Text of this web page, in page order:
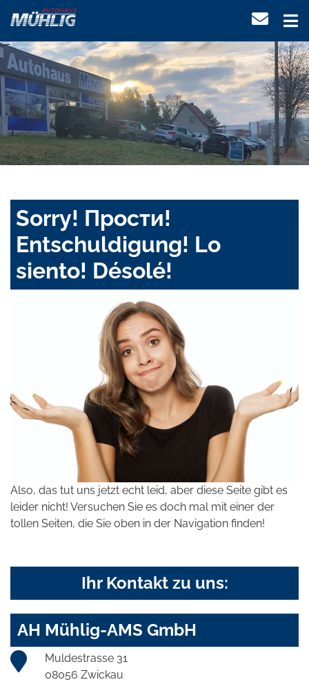
Sorry! Прости!
Entschuldigung! Lo
siento! Désolé!
Also, das tut uns jetzt echt leid, aber diese Seite gibt es
leider nicht! Versuchen Sie es doch mal mit einer der
tollen Seiten, die Sie oben in der Navigation finden!
Ihr Kontakt zu uns:
AH Mühlig-AMS GmbH
Muldestrasse 31
08056 Zwickau